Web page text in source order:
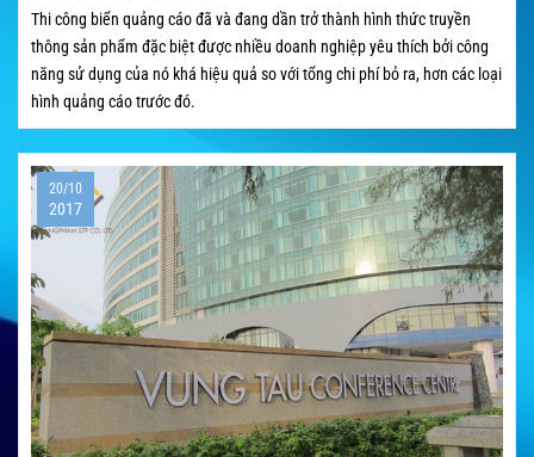
Thi công biển quảng cáo đã và đang dần trở thành hình thức truyền
thông sản phẩm đặc biệt được nhiều doanh nghiệp yêu thích bởi công
năng sử dụng của nó khá hiệu quả so với tổng chi phí bỏ ra, hơn các loại
hình quảng cáo trước đó.
20/10
2017